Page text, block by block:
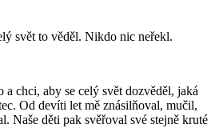
svět to věděl. Nikdo nic neřekl.
a chci, aby se celý svět dozvěděl, jaká
Od devíti let mě znásilňoval, mučil,
Naše děti pak svěřoval své stejně kruté